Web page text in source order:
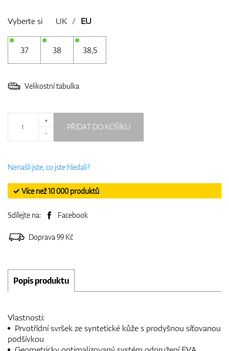
Dárkové poukazy
Vyberte si UK / EU
37 38 38,5
Velikostní tabulka
+
-
PŘIDAT DO KOŠÍKU
Nenašli jste, co jste hledali?
✓ Více než 10 000 produktů
Sdílejte na: Facebook
Doprava 99 Kč
Popis produktu
Vlastnosti:
Prvotřídní svršek ze syntetické kůže s prodyšnou síťovanou
podšívkou